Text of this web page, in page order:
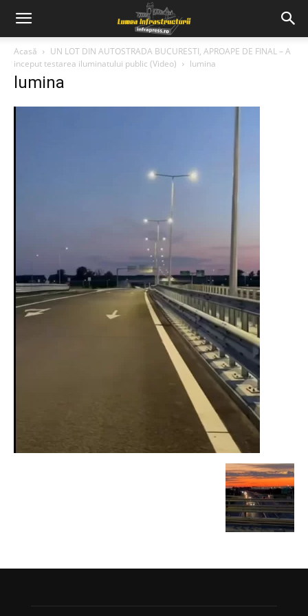
Acasă
UN LOT DIN AUTOSTRADA BUCURESTI, APROAPE DE FINAL – A
inceput testarea iluminatului public (Video)
lumina
lumina